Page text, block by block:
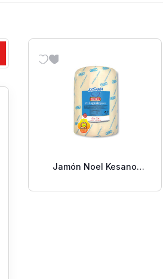
Jamón Noel Kesano